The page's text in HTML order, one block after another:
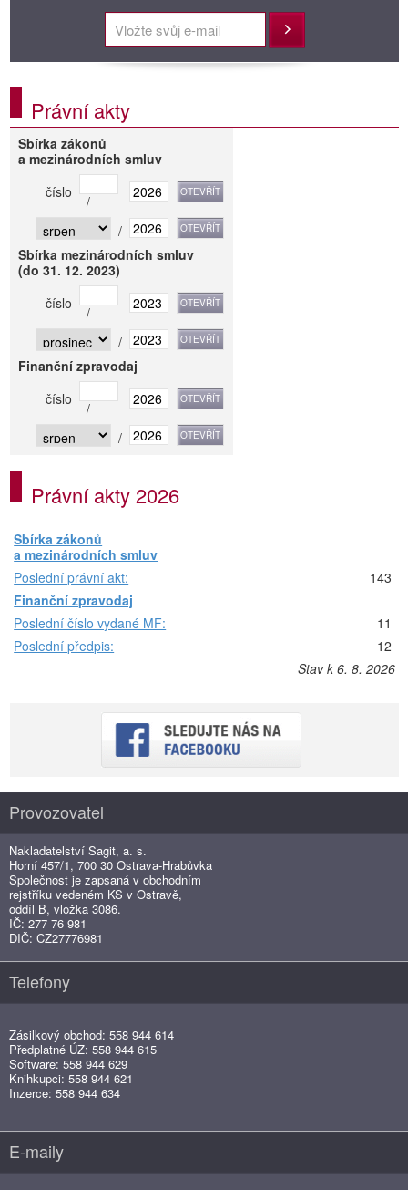
Přihlásit
Právní akty
Sbírka zákonů
a mezinárodních smluv
číslo
/
/
Sbírka mezinárodních smluv
(do 31. 12. 2023)
číslo
/
/
Finanční zpravodaj
číslo
/
/
Právní akty 2026
Sbírka zákonů
a mezinárodních smluv
Poslední právní akt:
143
Finanční zpravodaj
Poslední číslo vydané MF:
11
Poslední předpis:
12
Stav k 6. 8. 2026
Provozovatel
Nakladatelství Sagit, a. s.
Horní 457/1, 700 30 Ostrava-Hrabůvka
Společnost je zapsaná v obchodním
rejstříku vedeném KS v Ostravě,
oddíl B, vložka 3086.
IČ: 277 76 981
DIČ: CZ27776981
Telefony
Zásilkový obchod: 558 944 614
Předplatné ÚZ: 558 944 615
Software: 558 944 629
Knihkupci: 558 944 621
Inzerce: 558 944 634
E-maily